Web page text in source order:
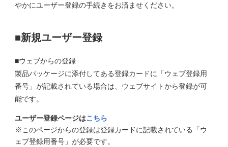
ン
やかにユーザー登録の手続きをお済ませください。
■新規ユーザー登録
■ウェブからの登録
製品パッケージに添付してある登録カードに「ウェブ登録用
番号」が記載されている場合は、ウェブサイトから登録が可
能です。
ユーザー登録ページはこちら
※このページからの登録は登録カードに記載されている「ウ
ェブ登録用番号」が必要です。